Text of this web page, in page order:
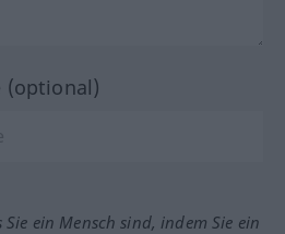
(optional)
ein Mensch sind, indem Sie ein